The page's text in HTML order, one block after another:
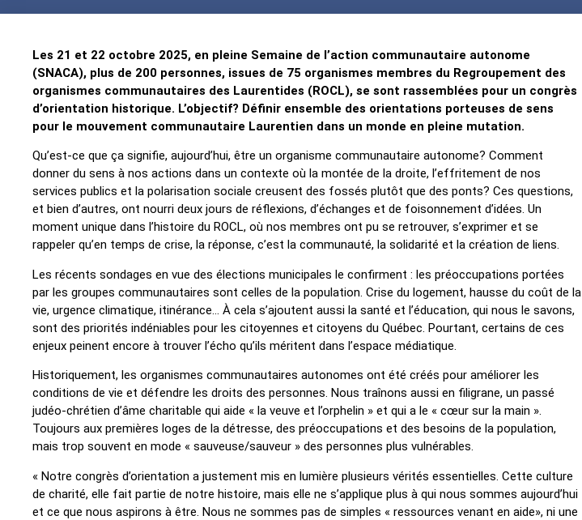
Les 21 et 22 octobre 2025, en pleine Semaine de l’action communautaire autonome
(SNACA), plus de 200 personnes, issues de 75 organismes membres du Regroupement des
organismes communautaires des Laurentides (ROCL), se sont rassemblées pour un congrès
d’orientation historique. L’objectif? Définir ensemble des orientations porteuses de sens
pour le mouvement communautaire Laurentien dans un monde en pleine mutation.
Qu’est-ce que ça signifie, aujourd’hui, être un organisme communautaire autonome? Comment
donner du sens à nos actions dans un contexte où la montée de la droite, l’effritement de nos
services publics et la polarisation sociale creusent des fossés plutôt que des ponts? Ces questions,
et bien d’autres, ont nourri deux jours de réflexions, d’échanges et de foisonnement d’idées. Un
moment unique dans l’histoire du ROCL, où nos membres ont pu se retrouver, s’exprimer et se
rappeler qu’en temps de crise, la réponse, c’est la communauté, la solidarité et la création de liens.
Les récents sondages en vue des élections municipales le confirment : les préoccupations portées
par les groupes communautaires sont celles de la population. Crise du logement, hausse du coût de la
vie, urgence climatique, itinérance… À cela s’ajoutent aussi la santé et l’éducation, qui nous le savons,
sont des priorités indéniables pour les citoyennes et citoyens du Québec. Pourtant, certains de ces
enjeux peinent encore à trouver l’écho qu’ils méritent dans l’espace médiatique.
Historiquement, les organismes communautaires autonomes ont été créés pour améliorer les
conditions de vie et défendre les droits des personnes. Nous traînons aussi en filigrane, un passé
judéo-chrétien d’âme charitable qui aide « la veuve et l’orphelin » et qui a le « cœur sur la main ».
Toujours aux premières loges de la détresse, des préoccupations et des besoins de la population,
mais trop souvent en mode « sauveuse/sauveur » des personnes plus vulnérables.
« Notre congrès d’orientation a justement mis en lumière plusieurs vérités essentielles. Cette culture
de charité, elle fait partie de notre histoire, mais elle ne s’applique plus à qui nous sommes aujourd’hui
et ce que nous aspirons à être. Nous ne sommes pas de simples « ressources venant en aide», ni une